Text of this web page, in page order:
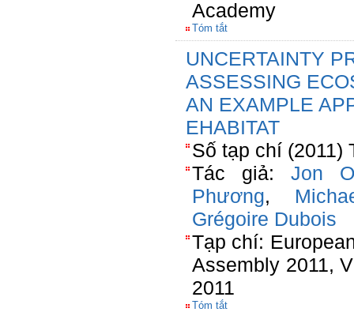
Academy
Tóm tắt
UNCERTAINTY
ASSESSING
AN EXAMPLE
EHABITAT
Số tạp chí (2011)
Tác giả: Jon
Phương,
Grégoire Dubois
Tạp chí:
Assembly 2011,
2011
Tóm tắt